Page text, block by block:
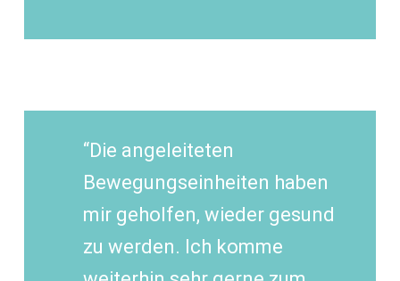
“Die angeleiteten
Bewegungseinheiten haben
mir geholfen, wieder gesund
zu werden. Ich komme